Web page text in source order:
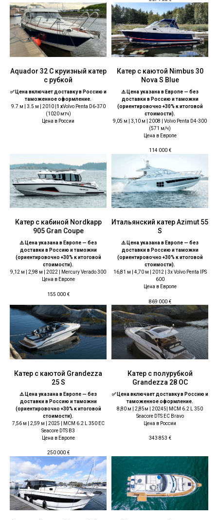
Aquador 32 С круизный катер
с рубкой
✅ Цена включает доставку в Россию и
таможенное оформление.
9.7 м | 3.5 м | 2010 | 1 xVolvo Penta D6-370
(1020 мтч)
Цена в России
Катер с каютой Nimbus 30
Nova S Blue
⚠️ Цена указана в Европе — без
доставки в Россию и таможни
(ориентировочно +30% к итоговой
стоимости).
9,05 м | 3,10 м | 2008 | Volvo Penta D4-300
(571 м/ч)
Цена в Европе
114 000 €
Катер с кабиной Nordkapp
905 Gran Coupe
⚠️ Цена указана в Европе — без
доставки в Россию и таможни
(ориентировочно +30% к итоговой
стоимости).
9,12 м | 2,98 м | 2022 | Mercury Verado 300
Цена в Европе
155 000 €
Итальянский катер Azimut 55
S
⚠️ Цена указана в Европе — без
доставки в Россию и таможни
(ориентировочно +30% к итоговой
стоимости).
16,81 м | 4,70 м | 2012 | 3x Volvo Penta IPS
600
Цена в Европе
869 000 €
Катер с каютой Grandezza
25 S
⚠️ Цена указана в Европе — без
доставки в Россию и таможни
(ориентировочно +30% к итоговой
стоимости).
7,56 м | 2,59 м | 2025 | MCM 6.2 L 350 EC
Seacore DTS B3
Цена в Европе
250 000 €
Катер с полурубкой
Grandezza 28 OC
✅ Цена включает доставку в Россию и
таможенное оформление.
8,80 м | 2,85м | 20245| MCM 6.2 L 350
Seacore DTS EC Bravo
Цена в России
343 853 €